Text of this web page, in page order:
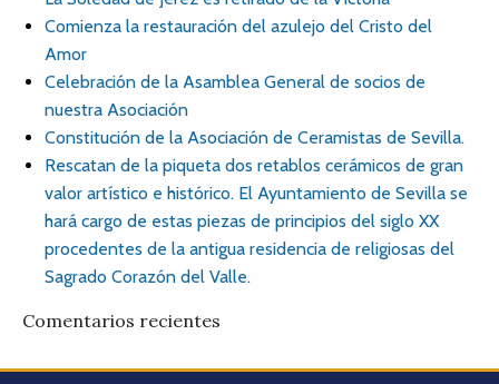
Comienza la restauración del azulejo del Cristo del
Amor
Celebración de la Asamblea General de socios de
nuestra Asociación
Constitución de la Asociación de Ceramistas de Sevilla.
Rescatan de la piqueta dos retablos cerámicos de gran
valor artístico e histórico. El Ayuntamiento de Sevilla se
hará cargo de estas piezas de principios del siglo XX
procedentes de la antigua residencia de religiosas del
Sagrado Corazón del Valle.
Comentarios recientes